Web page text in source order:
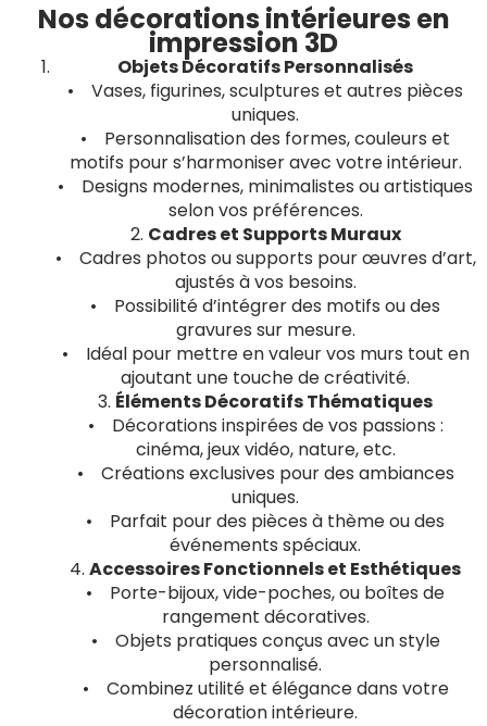
Nos décorations intérieures en
impression 3D
Objets Décoratifs Personnalisés
• Vases, figurines, sculptures et autres pièces
uniques.
• Personnalisation des formes, couleurs et
motifs pour s’harmoniser avec votre intérieur.
• Designs modernes, minimalistes ou artistiques
selon vos préférences.
2. Cadres et Supports Muraux
• Cadres photos ou supports pour œuvres d’art,
ajustés à vos besoins.
• Possibilité d’intégrer des motifs ou des
gravures sur mesure.
• Idéal pour mettre en valeur vos murs tout en
ajoutant une touche de créativité.
3. Éléments Décoratifs Thématiques
• Décorations inspirées de vos passions :
cinéma, jeux vidéo, nature, etc.
• Créations exclusives pour des ambiances
uniques.
• Parfait pour des pièces à thème ou des
événements spéciaux.
4. Accessoires Fonctionnels et Esthétiques
• Porte-bijoux, vide-poches, ou boîtes de
rangement décoratives.
• Objets pratiques conçus avec un style
personnalisé.
• Combinez utilité et élégance dans votre
décoration intérieure.